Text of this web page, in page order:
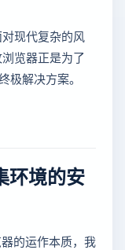
现代复杂的风
览器正是为了
极解决方案。
环境的安
的运作本质，我